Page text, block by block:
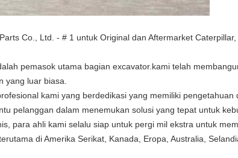
Co., Ltd. - # 1 untuk Original dan Aftermarket
pemasok utama bagian excavator.kami telah
yang luar biasa.
kami yang berdedikasi yang memiliki
pelanggan dalam menemukan solusi yang tepat untuk
para ahli kami selalu siap untuk pergi mil ekstra untuk
di Amerika Serikat, Kanada, Eropa, Australia,